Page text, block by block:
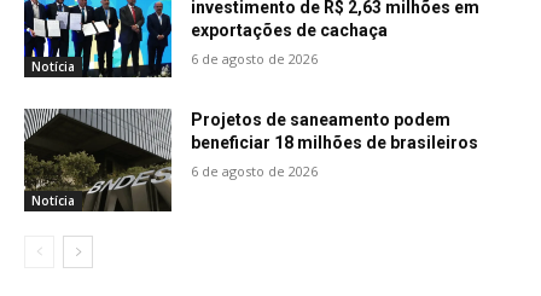
Notícia
investimento de R$ 2,63 milhões em
exportações de cachaça
6 de agosto de 2026
Notícia
Projetos de saneamento podem
beneficiar 18 milhões de brasileiros
6 de agosto de 2026